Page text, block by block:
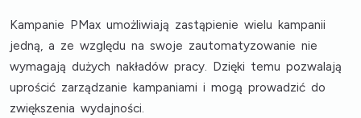
Kampanie PMax umożliwiają zastąpienie wielu kampanii
jedną, a ze względu na swoje zautomatyzowanie nie
wymagają dużych nakładów pracy. Dzięki temupozwalają
uprościć zarządzanie kampaniami i mogą prowadzić do
zwiększenia wydajności.